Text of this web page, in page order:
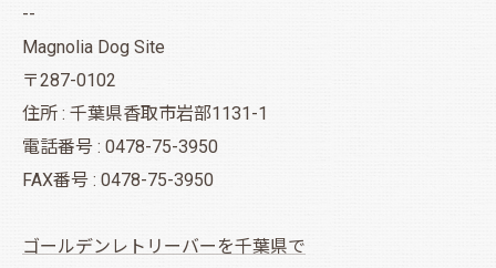
--
Magnolia Dog Site
〒287-0102
住所 : 千葉県香取市岩部1131-1
電話番号 : 0478-75-3950
FAX番号 : 0478-75-3950
ゴールデンレトリーバーを千葉県で